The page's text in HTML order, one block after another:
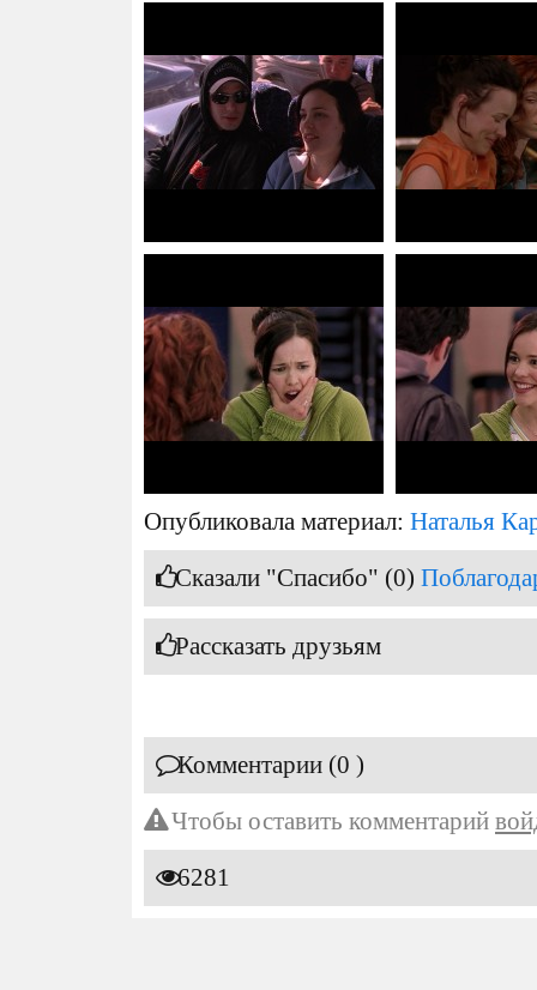
Опубликовала материал: Наталья
Сказали "Спасибо" (0)
Рассказать друзьям
Комментарии (0 )
Чтобы оставить комментарий
6281